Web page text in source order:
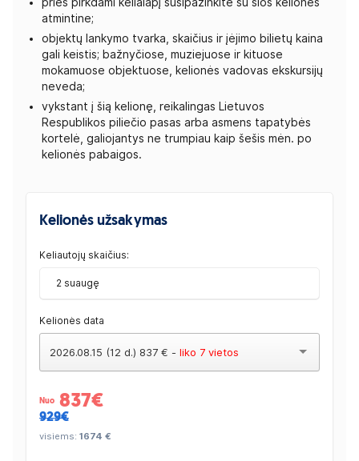
atmintine;
objektų lankymo tvarka, skaičius ir įėjimo bilietų kaina
gali keistis; bažnyčiose, muziejuose ir kituose
mokamuose objektuose, kelionės vadovas ekskursijų
neveda;
vykstant į šią kelionę, reikalingas Lietuvos
Respublikos piliečio pasas arba asmens tapatybės
kortelė, galiojantys ne trumpiau kaip šešis mėn. po
kelionės pabaigos.
Kelionės užsakymas
Keliautojų skaičius:
2 suaugę
Kelionės data
2026.08.15 (12 d.) 837 € - liko 7 vietos
Nuo 837€
929€
visiems: 1674 €